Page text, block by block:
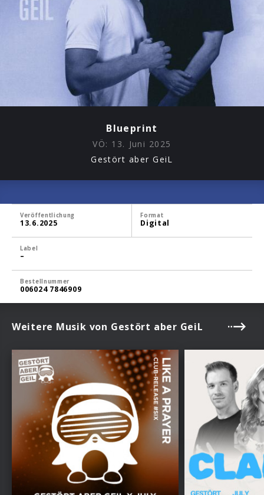
Blueprint
VÖ: 13. Juni 2025
Gestört aber GeiL
Veröffentlichung
13.6.2025
Format
Digital
Label
–
Bestellnummer
006024 7846909
Weitere Musik von Gestört aber GeiL